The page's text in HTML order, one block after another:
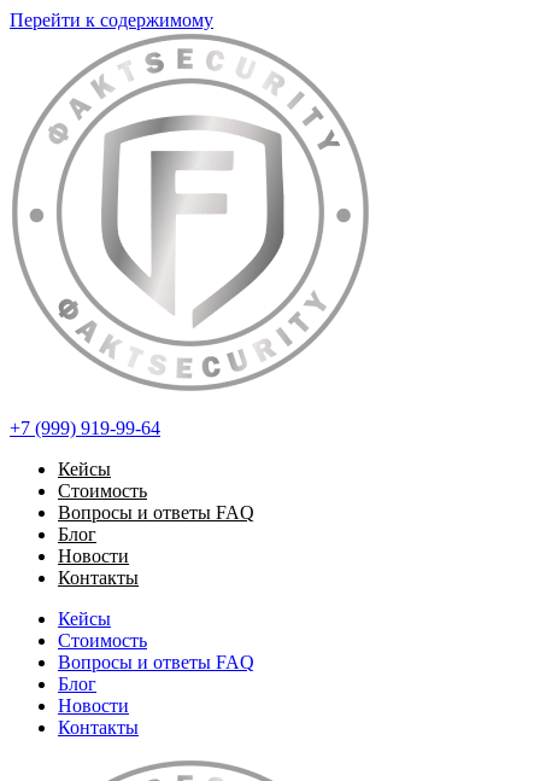
Перейти к содержимому
+7 (999) 919-99-64
Кейсы
Стоимость
Вопросы и ответы FAQ
Блог
Новости
Контакты
Кейсы
Стоимость
Вопросы и ответы FAQ
Блог
Новости
Контакты